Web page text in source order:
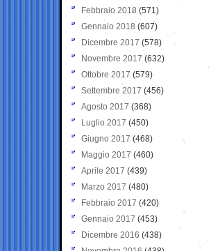
Febbraio 2018 (571)
Gennaio 2018 (607)
Dicembre 2017 (578)
Novembre 2017 (632)
Ottobre 2017 (579)
Settembre 2017 (456)
Agosto 2017 (368)
Luglio 2017 (450)
Giugno 2017 (468)
Maggio 2017 (460)
Aprile 2017 (439)
Marzo 2017 (480)
Febbraio 2017 (420)
Gennaio 2017 (453)
Dicembre 2016 (438)